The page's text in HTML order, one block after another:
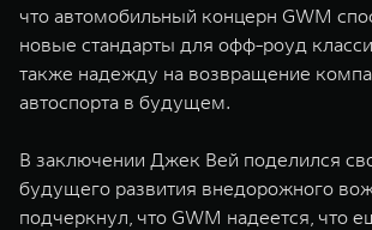
что автомобильный концерн GWM
новые стандарты для офф-роуд
также надежду на возвращение
автоспорта в будущем.
В заключении Джек Вей поделился
будущего развития внедорожного
подчеркнул, что GWM надеется, что